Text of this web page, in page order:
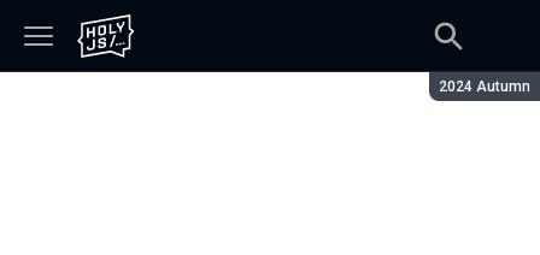
Сезон:
2024 Autumn